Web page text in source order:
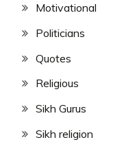
Motivational
Politicians
Quotes
Religious
Sikh Gurus
Sikh religion